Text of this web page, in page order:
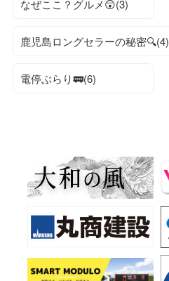
なぜここ？グルメ😲(3)
鹿児島ロングセラーの秘密🔍(4)
電停ぶらり🚃(6)